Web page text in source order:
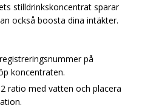
stilldrinkskoncentrat sparar
också boosta dina intäkter.
på
koncentraten.
ratio med vatten och placera